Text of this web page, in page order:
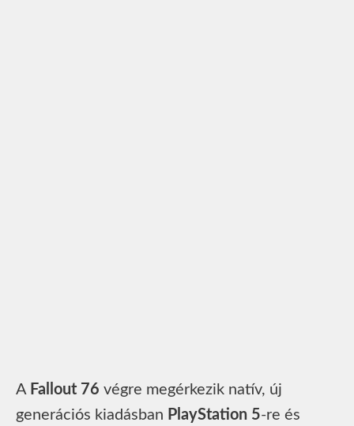
A Fallout 76 végre megérkezik natív, új
generációs kiadásban PlayStation 5-re és